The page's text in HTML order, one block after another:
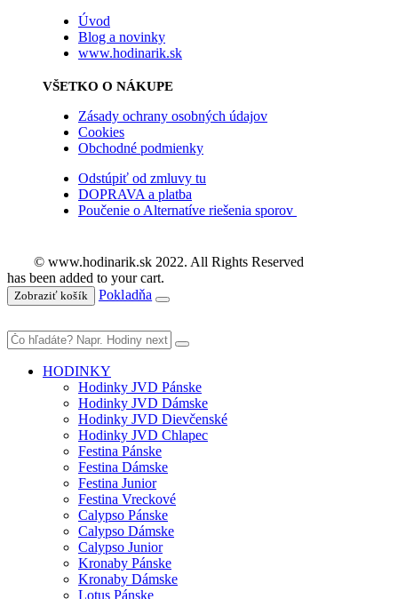
Úvod
Blog a novinky
www.hodinarik.sk
VŠETKO O NÁKUPE
Zásady ochrany osobných údajov
Cookies
Obchodné podmienky
Odstúpiť od zmluvy tu
DOPRAVA a platba
Poučenie o Alternatíve riešenia sporov
© www.hodinarik.sk 2022. All Rights Reserved
has been added to your cart.
Zobraziť košík Pokladňa
HODINKY
Hodinky JVD Pánske
Hodinky JVD Dámske
Hodinky JVD Dievčenské
Hodinky JVD Chlapec
Festina Pánske
Festina Dámske
Festina Junior
Festina Vreckové
Calypso Pánske
Calypso Dámske
Calypso Junior
Kronaby Pánske
Kronaby Dámske
Lotus Pánske